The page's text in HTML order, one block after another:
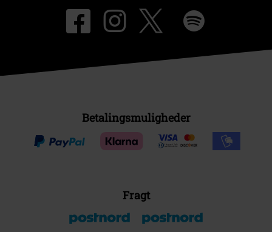
Betalingsmuligheder
Fragt